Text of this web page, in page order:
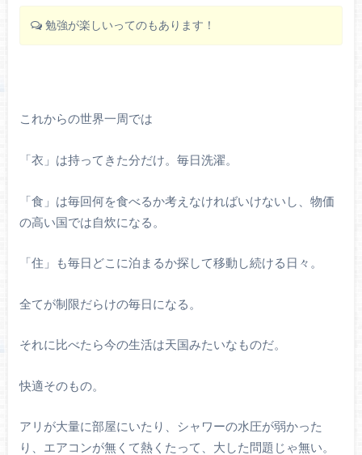
勉強が楽しいってのもあります！
これからの世界一周では
「衣」は持ってきた分だけ。毎日洗濯。
「食」は毎回何を食べるか考えなければいけないし、物価
の高い国では自炊になる。
「住」も毎日どこに泊まるか探して移動し続ける日々。
全てが制限だらけの毎日になる。
それに比べたら今の生活は天国みたいなものだ。
快適そのもの。
アリが大量に部屋にいたり、シャワーの水圧が弱かった
り、エアコンが無くて熱くたって、大した問題じゃ無い。